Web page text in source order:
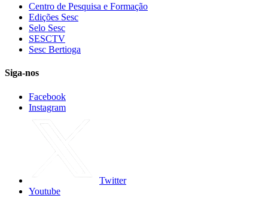
Centro de Pesquisa e Formação
Edições Sesc
Selo Sesc
SESCTV
Sesc Bertioga
Siga-nos
Facebook
Instagram
Twitter
Youtube